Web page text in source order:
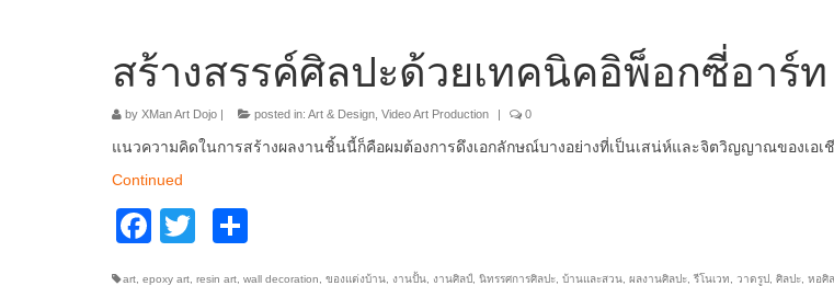
สร้างสรรค์ศิลปะด้วยเทคนิคอิพ็อกซี่อาร์ท
by XMan Art Dojo | posted in: Art & Design Video Art Production | 0
แนวความคิดในการสร้างผลงานชิ้นนี้ก็คือผมต้องการดึงเอกลักษณ์บางอย่างที่เป็นเสน่ห์และจิตวิญญาณของเอเ
Continued
Facebook
Twitter
art epoxy art resin art wall decoration ของแต่งบ้าน งานปั้น งานศิลป์ นิทรรศการศิลปะ บ้านและสวน ผลงานศิลปะ รีโนเวท วาดรูป ศิลปะ หอศิ